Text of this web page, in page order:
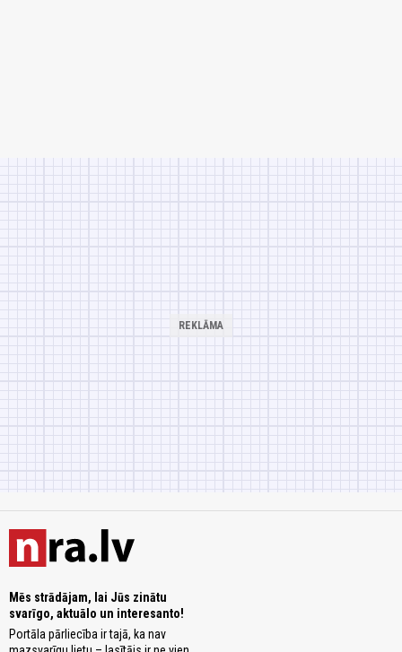
Mēs strādājam, lai Jūs zinātu
svarīgo, aktuālo un interesanto!
Portāla pārliecība ir tajā, ka nav